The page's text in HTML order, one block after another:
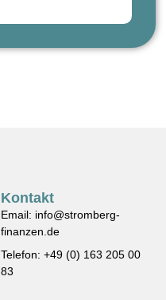
Kontakt
Email: info@stromberg-
finanzen.de
Telefon: +49 (0) 163 205 00
83